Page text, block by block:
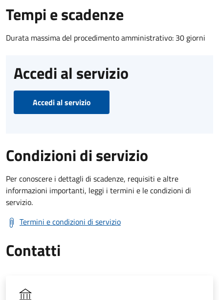
Tempi e scadenze
Durata massima del procedimento amministrativo: 30 giorni
Accedi al servizio
Accedi al servizio
Condizioni di servizio
Per conoscere i dettagli di scadenze, requisiti e altre
informazioni importanti, leggi i termini e le condizioni di
servizio.
Termini e condizioni di servizio
Contatti